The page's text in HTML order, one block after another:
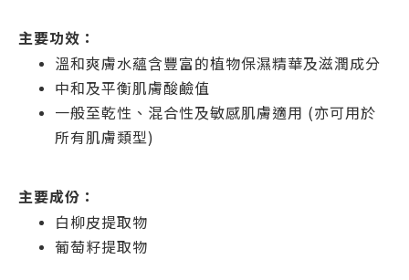
主要功效：
溫和爽膚水蘊含豐富的植物保濕精華及滋潤成分
中和及平衡肌膚酸鹼值
一般至乾性、混合性及敏感肌膚適用 (亦可用於
所有肌膚類型)
主要成份：
白柳皮提取物
葡萄籽提取物